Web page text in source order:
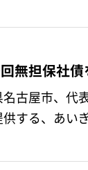
無担保社
古屋市、代
する、あい